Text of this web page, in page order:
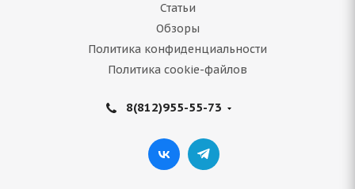
Статьи
Обзоры
Политика конфиденциальности
Политика cookie-файлов
8(812)955-55-73